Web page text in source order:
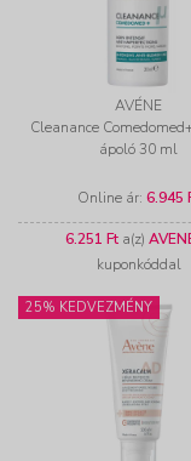
AVÉNE
Cleanance
ápoló 30 ml
Online ár: 6.945
6.251 Fta(z)
kuponkóddal
25% KEDVEZMÉNY